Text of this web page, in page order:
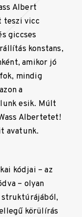
Albert
teszi vicc
giccses
konstans,
amikor jó
mindig
a
esik. Múlt
Albertetet!
avatunk.
kódjai – az
– olyan
struktúrájából,
körülírás